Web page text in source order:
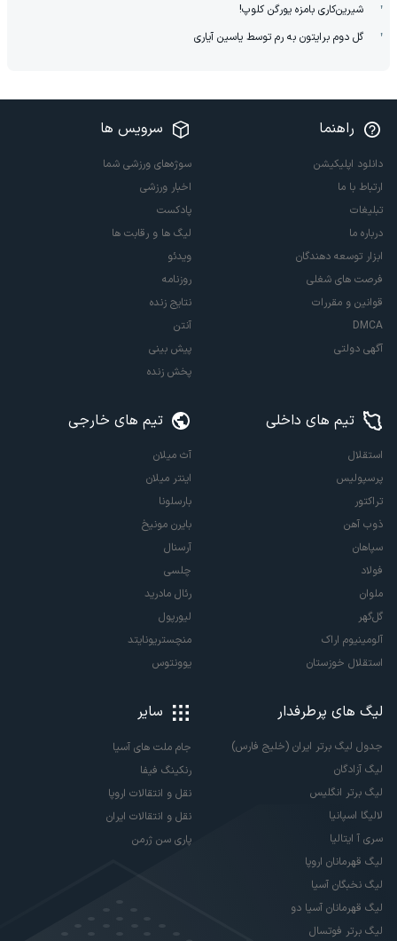
شیرین‌کاری بامزه یورگن کلوپ!
گل دوم برایتون به رم توسط یاسین آیاری
راهنما
دانلود اپلیکیشن
ارتباط با ما
تبلیغات
درباره ما
ابزار توسعه دهندگان
فرصت های شغلی
قوانین و مقررات
DMCA
آگهی دولتی
سرویس ها
سوژه‌های ورزشی شما
اخبار ورزشی
پادکست
لیگ ها و رقابت ها
ویدئو
روزنامه
نتایج زنده
آنتن
پیش بینی
پخش زنده
تیم های داخلی
استقلال
پرسپولیس
تراکتور
ذوب آهن
سپاهان
فولاد
ملوان
گل‌گهر
آلومینیوم اراک
استقلال خوزستان
تیم های خارجی
آث میلان
اینتر میلان
بارسلونا
بایرن مونیخ
آرسنال
چلسی
رئال مادرید
لیورپول
منچستریونایتد
یوونتوس
لیگ های پرطرفدار
جدول لیگ برتر ایران (خلیج فارس)
لیگ آزادگان
لیگ برتر انگلیس
لالیگا اسپانیا
سری آ ایتالیا
لیگ قهرمانان اروپا
لیگ نخبگان آسیا
لیگ قهرمانان آسیا دو
لیگ برتر فوتسال
سایر
جام ملت های آسیا
رنکینگ فیفا
نقل و انتقالات اروپا
نقل و انتقالات ایران
پاری سن ژرمن